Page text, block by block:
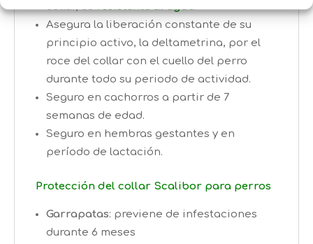
collar, esresistente al agua
Asegura la liberación constante de su
principio activo, la deltametrina, por el
roce del collar con el cuello del perro
durante todo su periodo de actividad.
Seguro en cachorros a partir de 7
semanas de edad.
Seguro en hembras gestantes y en
período de lactación.
Protección del collar Scalibor para perros
Garrapatas: previene de infestaciones
durante 6 meses